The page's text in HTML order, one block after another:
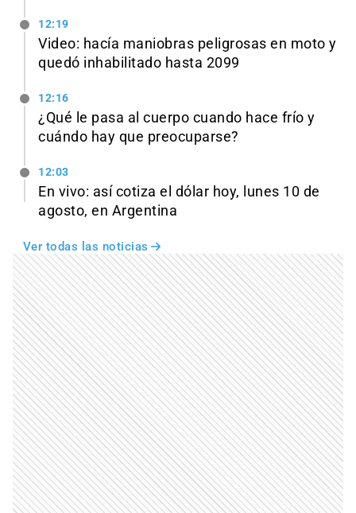
12:19
Video: hacía maniobras peligrosas en moto y
quedó inhabilitado hasta 2099
12:16
¿Qué le pasa al cuerpo cuando hace frío y
cuándo hay que preocuparse?
12:03
En vivo: así cotiza el dólar hoy, lunes 10 de
agosto, en Argentina
Ver todas las noticias